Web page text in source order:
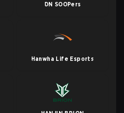
DN SOOPers
Hanwha Life Esports